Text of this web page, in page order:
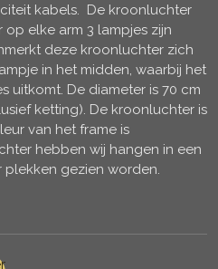
kabels. De kroonluchter
op elke arm 3 lampjes zijn
deze kroonluchter zich
in het midden, waarbij het
uitkomt. De diameter is 70 cm
ketting). De kroonluchter is
van het frame is
hebben wij hangen in een
plekken gezien worden.